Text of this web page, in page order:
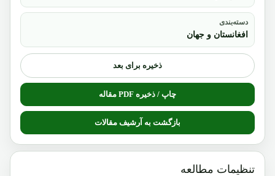
دسته‌بندی
افغانستان و جهان
ذخیره برای بعد
چاپ / ذخیره PDF مقاله
بازگشت به آرشیف مقالات
تنظیمات مطالعه